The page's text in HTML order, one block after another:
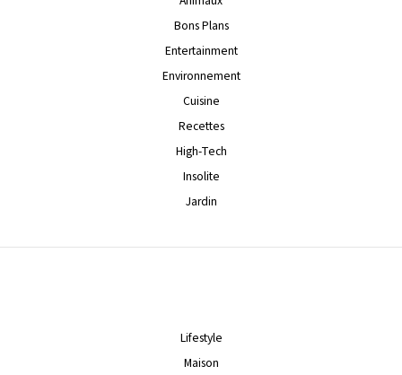
Bons Plans
Entertainment
Environnement
Cuisine
Recettes
High-Tech
Insolite
Jardin
Lifestyle
Maison